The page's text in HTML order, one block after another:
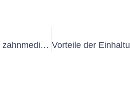
Die Bedeutung der Prüfung tragbarer Geräte in der zahnmedizinischen Assistenz: Ein Leitfaden zur Prüfung ortsveränderlicher Geräte